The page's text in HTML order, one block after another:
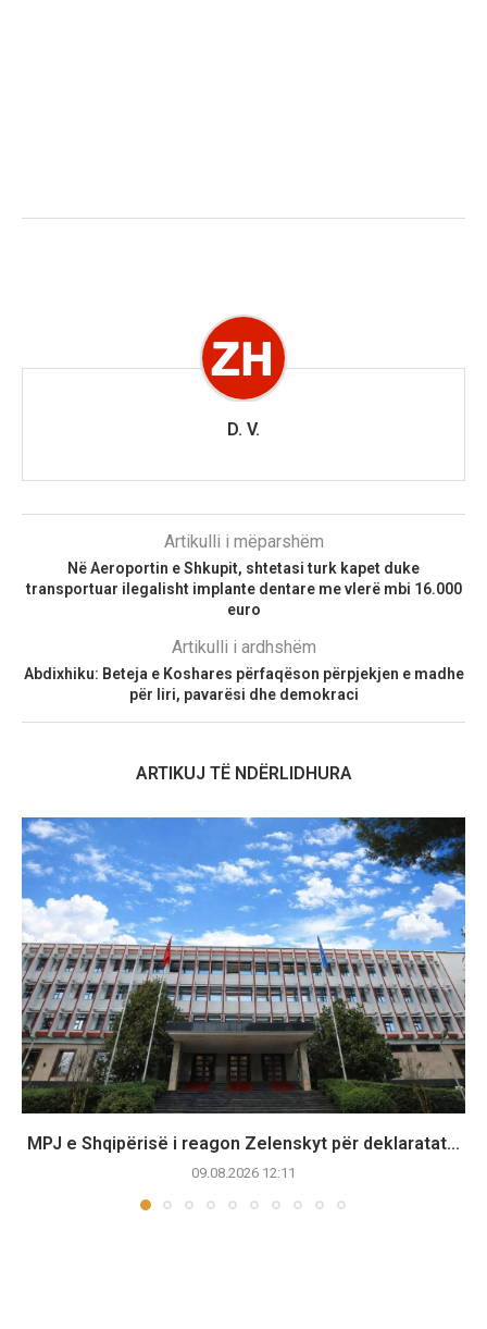
D. V.
Artikulli i mëparshëm
Në Aeroportin e Shkupit, shtetasi turk kapet duke
transportuar ilegalisht implante dentare me vlerë mbi 16.000
euro
Artikulli i ardhshëm
Abdixhiku: Beteja e Koshares përfaqëson përpjekjen e madhe
për liri, pavarësi dhe demokraci
ARTIKUJ TË NDËRLIDHURA
MPJ e Shqipërisë i reagon Zelenskyt për deklaratat...
09.08.2026 12:11